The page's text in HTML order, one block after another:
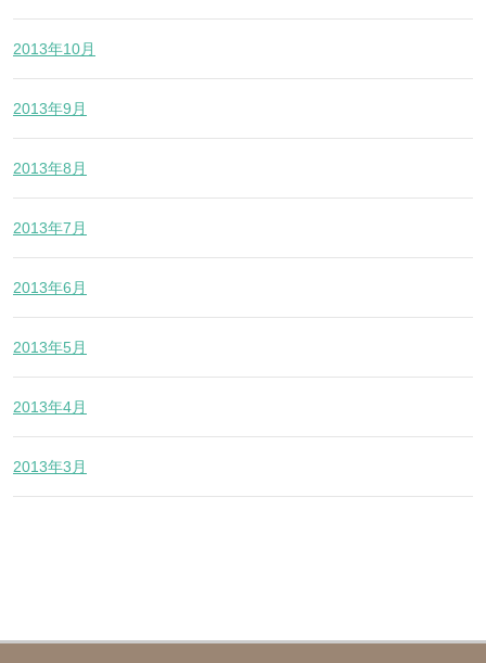
2013年10月
2013年9月
2013年8月
2013年7月
2013年6月
2013年5月
2013年4月
2013年3月